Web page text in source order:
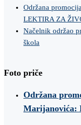
Održana
LEKTIRA ZA
Načelnik održao
škola
Foto priče
Održana